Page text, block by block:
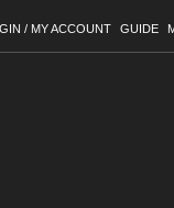
GUIDE
/ MY ACCOUNT